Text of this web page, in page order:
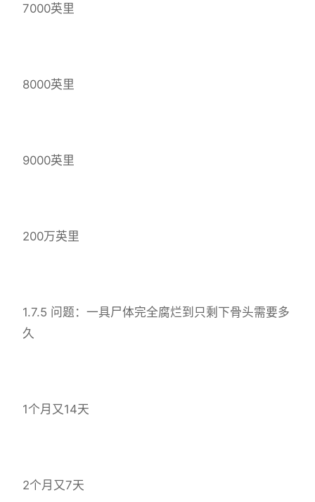
7000英里
8000英里
9000英里
200万英里
1.7.5 问题：一具尸体完全腐烂到只剩下骨头需要多
久
1个月又14天
2个月又7天